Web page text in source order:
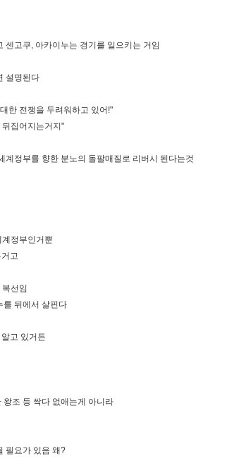
센고쿠, 아카이누는 경기를 일으키는 거임
설명된다
한 전쟁을 두려워하고 있어!"
집어지는거지"
정부를 향한 분노의 돌팔매질로 리버시 된다는것
정부인거뿐
고
선임
를 뒤에서 살핀다
고 있거든
조 등 싹다 없애는게 아니라
필요가 있음 왜?